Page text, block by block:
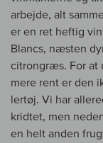
arbejde, alt
er en ret heftig
Blancs, næsten
citrongræs. For at
mere rent er den
lertøj. Vi har
kridtet, men
en helt anden